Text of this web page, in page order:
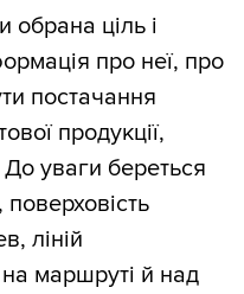
обрана ціль і
про неї, про
постачання
продукції,
уваги береться
ліній
маршруті й над